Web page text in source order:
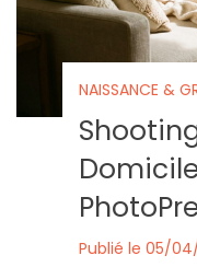
NAISSANCE &
Publié le 05/